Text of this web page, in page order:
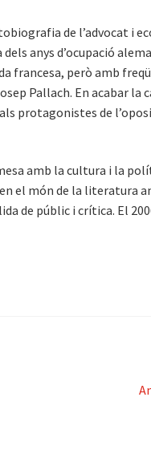
de l’advocat i
anys d’ocupació
francesa, però amb
Pallach. En acabar la
protagonistes de
amb la cultura i la
el món de la literatura
de públic i crítica. El